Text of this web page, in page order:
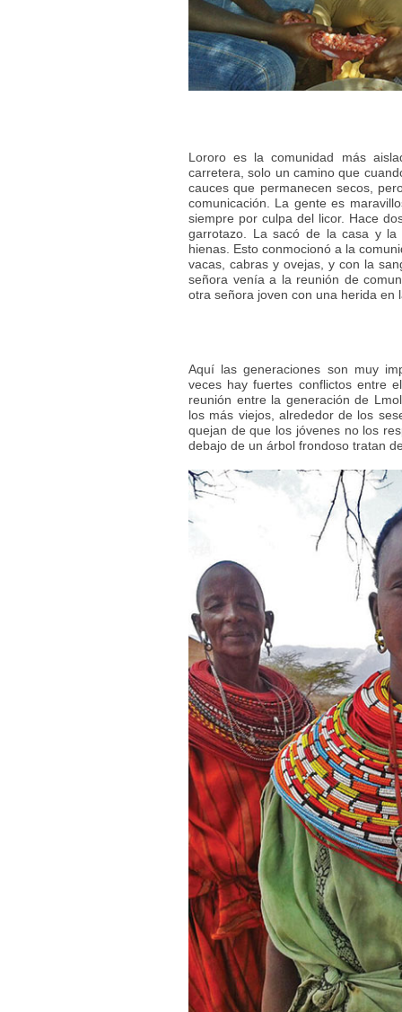
Lororo es la comunidad más
carretera, solo un camino que
cauces que permanecen secos,
comunicación. La gente es
siempre por culpa del licor. Hace
garrotazo. La sacó de la casa y
hienas. Esto conmocionó a la
vacas, cabras y ovejas, y con la
señora venía a la reunión de
otra señora joven con una herida en
Aquí las generaciones son muy
veces hay fuertes conflictos entre
reunión entre la generación de
los más viejos, alrededor de los
quejan de que los jóvenes no los
debajo de un árbol frondoso tratan